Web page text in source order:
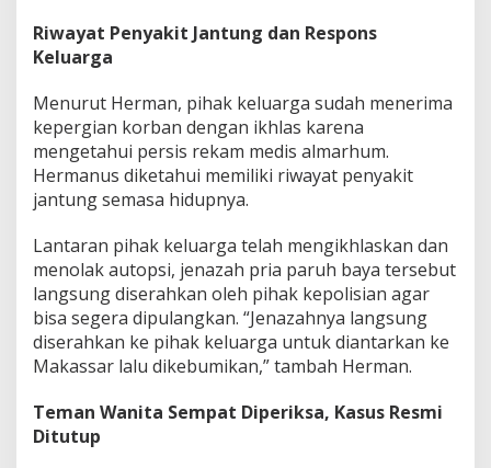
m
u
,
K
e
l
u
g
a
U
n
g
k
a
R
Riwayat Penyakit Jantung dan Respons
Keluarga
Menurut Herman, pihak keluarga sudah menerima
kepergian korban dengan ikhlas karena
mengetahui persis rekam medis almarhum.
Hermanus diketahui memiliki riwayat penyakit
jantung semasa hidupnya.
Lantaran pihak keluarga telah mengikhlaskan dan
menolak autopsi, jenazah pria paruh baya tersebut
langsung diserahkan oleh pihak kepolisian agar
bisa segera dipulangkan. “Jenazahnya langsung
diserahkan ke pihak keluarga untuk diantarkan ke
Makassar lalu dikebumikan,” tambah Herman.
Teman Wanita Sempat Diperiksa, Kasus Resmi
Ditutup